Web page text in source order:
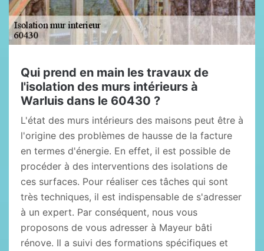
Qui prend en main les travaux de
l'isolation des murs intérieurs à
Warluis dans le 60430 ?
L'état des murs intérieurs des maisons peut être à
l'origine des problèmes de hausse de la facture
en termes d'énergie. En effet, il est possible de
procéder à des interventions des isolations de
ces surfaces. Pour réaliser ces tâches qui sont
très techniques, il est indispensable de s'adresser
à un expert. Par conséquent, nous vous
proposons de vous adresser à Mayeur bâti
rénove. Il a suivi des formations spécifiques et